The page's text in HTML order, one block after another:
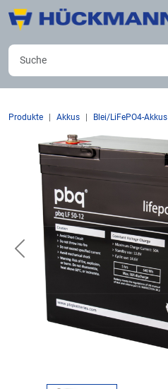
Produkte Akkus Blei/LiFePO4-Akkus
Previous